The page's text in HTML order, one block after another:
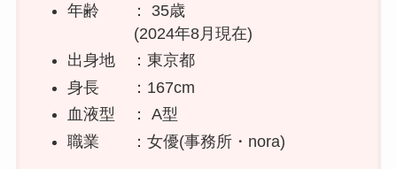
年齢 ： 35歳
(2024年8月現在)
出身地 ：東京都
身長 ：167cm
血液型 ： A型
職業 ：女優(事務所・nora)